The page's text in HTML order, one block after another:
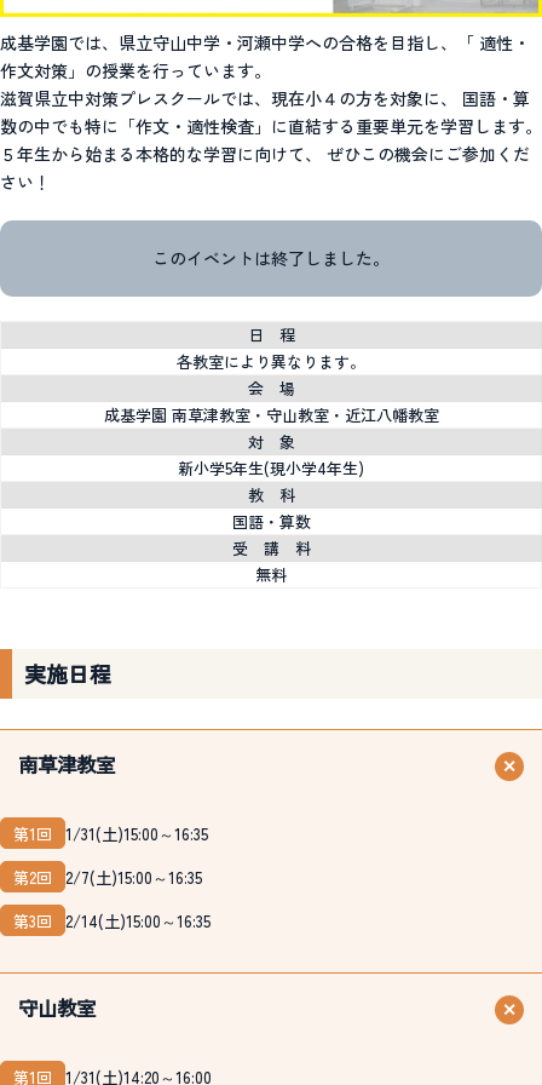
成基学園では、県立守山中学・河瀬中学への合格を目指し、「 適性・
作文対策」の授業を行っています。
滋賀県立中対策プレスクールでは、現在小４の方を対象に、 国語・算
数の中でも特に「作文・適性検査」に直結する重要単元を学習します。
５年生から始まる本格的な学習に向けて、 ぜひこの機会にご参加くだ
さい！
このイベントは終了しました。
日 程
各教室により異なります。
会 場
成基学園 南草津教室・守山教室・近江八幡教室
対 象
新小学5年生(現小学4年生)
教 科
国語・算数
受 講 料
無料
実施日程
南草津教室
第1回
1/31(土)15:00～16:35
第2回
2/7(土)15:00～16:35
第3回
2/14(土)15:00～16:35
守山教室
第1回 1/31(土)14:20～16:00